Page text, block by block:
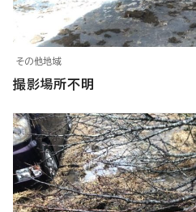
その他地域
撮影場所不明